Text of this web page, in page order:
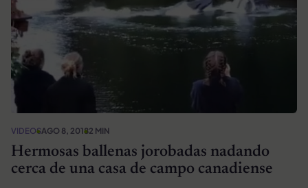
VIDEOSAGO 8, 20182 MIN
Hermosas ballenas jorobadas nadando
cerca de una casa de campo canadiense